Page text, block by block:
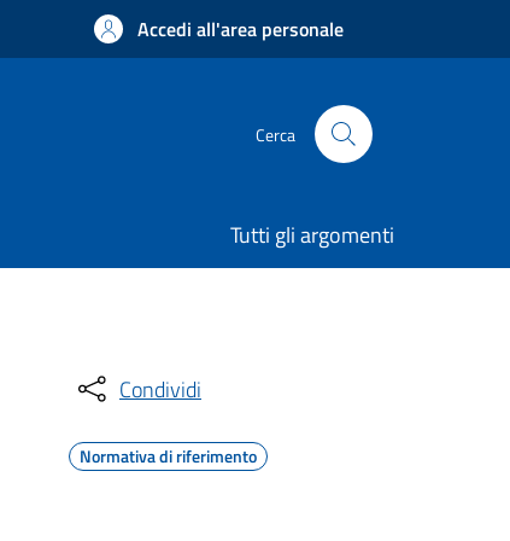
Accedi all'area personale
Cerca
Tutti gli argomenti
Condividi
Normativa di riferimento